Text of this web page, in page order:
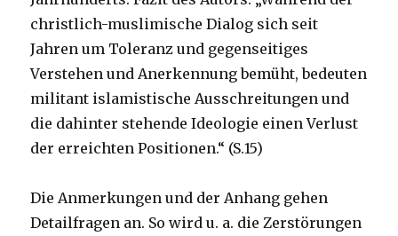
christlich-muslimische Dialog sich seit
Jahren um Toleranz und gegenseitiges
Verstehen und Anerkennung bemüht, bedeuten
militant islamistische Ausschreitungen und
die dahinter stehende Ideologie einen Verlust
der erreichten Positionen.“ (S.15)
Die Anmerkungen und der Anhang gehen
Detailfragen an. So wird u. a. die Zerstörungen